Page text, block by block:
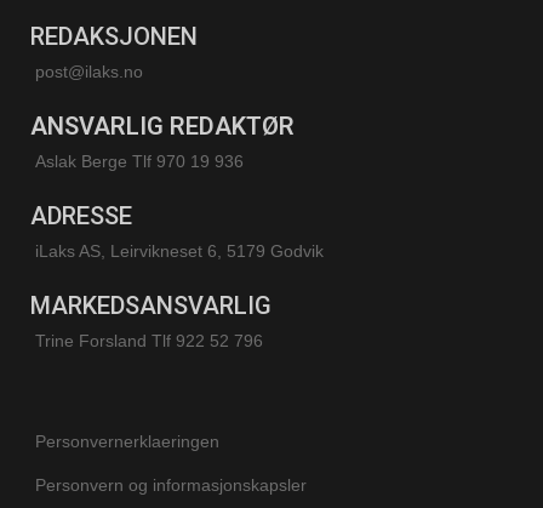
REDAKSJONEN
post@ilaks.no
ANSVARLIG REDAKTØR
Aslak Berge Tlf 970 19 936
ADRESSE
iLaks AS, Leirvikneset 6, 5179 Godvik
MARKEDSANSVARLIG
Trine Forsland Tlf 922 52 796
Personvernerklaeringen
Personvern og informasjonskapsler